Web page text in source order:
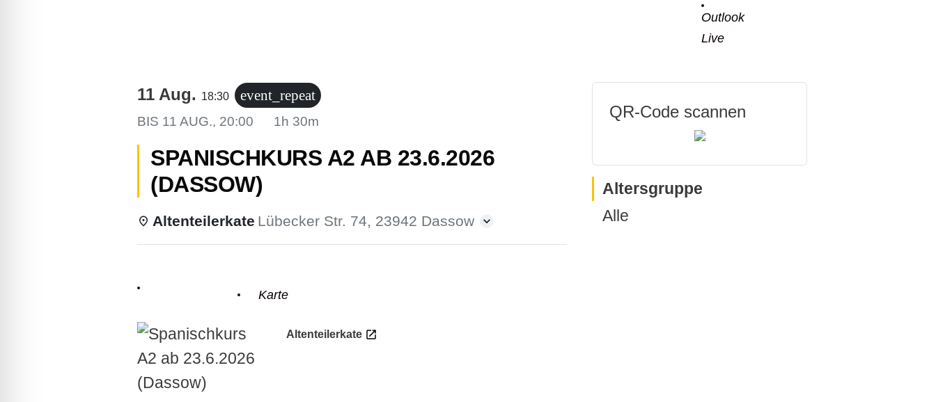
Outlook
Live
11 Aug. 18:30 event_repeat
BIS 11 AUG., 20:00 1h 30m
SPANISCHKURS A2 AB 23.6.2026
(DASSOW)
Altenteilerkate Lübecker Str. 74, 23942 Dassow
Karte
Altenteilerkate
QR-Code scannen
Altersgruppe
Alle